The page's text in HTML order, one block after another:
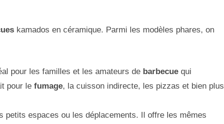
kamados en céramique. Parmi les modèles phares, on
pour les familles et les amateurs de barbecue qui
pour le fumage, la cuisson indirecte, les pizzas et bien plus
petits espaces ou les déplacements. Il offre les mêmes